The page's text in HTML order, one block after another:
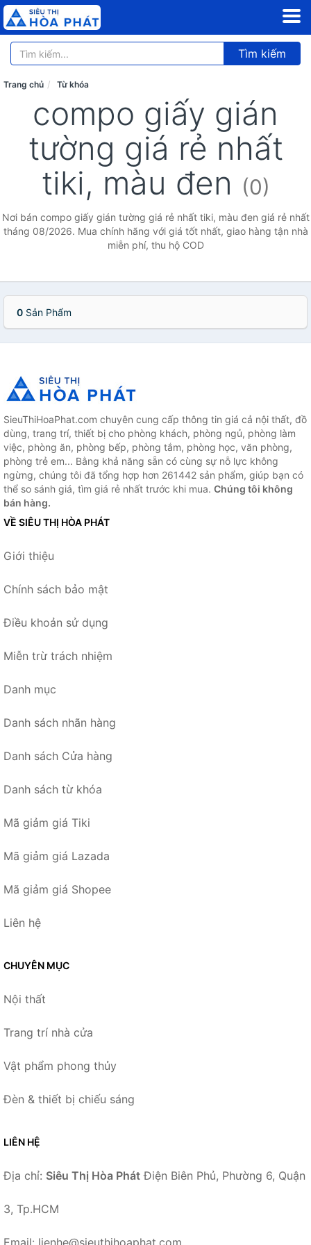
Tìm kiếm
Trang chủ Từ khóa
compo giấy gián
tường giá rẻ nhất
tiki, màu đen (0)
Nơi bán compo giấy gián tường giá rẻ nhất tiki, màu đen giá rẻ nhất
tháng 08/2026. Mua chính hãng với giá tốt nhất, giao hàng tận nhà
miễn phí, thu hộ COD
0 Sản Phẩm
SieuThiHoaPhat.com chuyên cung cấp thông tin giá cả nội thất, đồ
dùng, trang trí, thiết bị cho phòng khách, phòng ngủ, phòng làm
việc, phòng ăn, phòng bếp, phòng tắm, phòng học, văn phòng,
phòng trẻ em... Bằng khả năng sẵn có cùng sự nỗ lực không
ngừng, chúng tôi đã tổng hợp hơn 261442 sản phẩm, giúp bạn có
thể so sánh giá, tìm giá rẻ nhất trước khi mua. Chúng tôi không
bán hàng.
VỀ SIÊU THỊ HÒA PHÁT
Giới thiệu
Chính sách bảo mật
Điều khoản sử dụng
Miễn trừ trách nhiệm
Danh mục
Danh sách nhãn hàng
Danh sách Cửa hàng
Danh sách từ khóa
Mã giảm giá Tiki
Mã giảm giá Lazada
Mã giảm giá Shopee
Liên hệ
CHUYÊN MỤC
Nội thất
Trang trí nhà cửa
Vật phẩm phong thủy
Đèn & thiết bị chiếu sáng
LIÊN HỆ
Địa chỉ: Siêu Thị Hòa Phát Điện Biên Phủ, Phường 6, Quận
3, Tp.HCM
Email: lienhe@sieuthihoaphat.com